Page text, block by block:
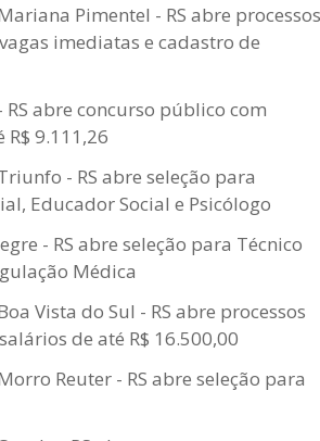
Pimentel - RS abre processos
imediatas e cadastro de
RS abre concurso público com
9.111,26
- RS abre seleção para
Educador Social e Psicólogo
- RS abre seleção para Técnico
Médica
Vista do Sul - RS abre processos
de até R$ 16.500,00
Reuter - RS abre seleção para